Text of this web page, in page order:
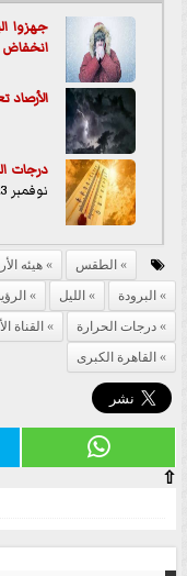
جهزوا
انخفاض
الأرصاد
درجات
نوفمبر 2023
الطقس هيئه
البرودة
الليل
درجات الحرارة
القناة
القاهرة الكبرى
⇧